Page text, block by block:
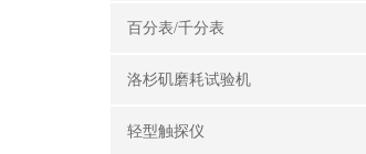
百分表/千分表
洛杉矶磨耗试验机
轻型触探仪